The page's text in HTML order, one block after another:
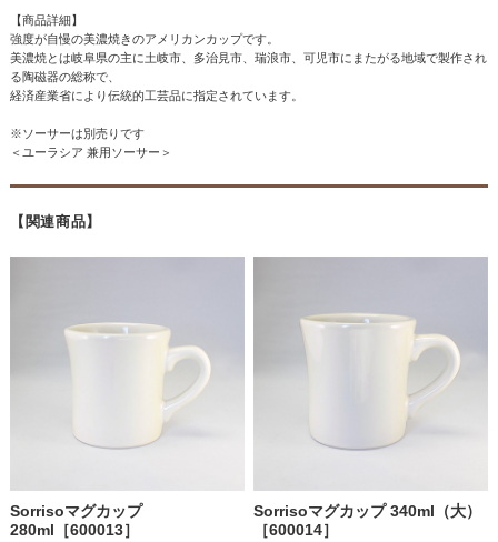
【商品詳細】
強度が自慢の美濃焼きのアメリカンカップです。
美濃焼とは岐阜県の主に土岐市、多治見市、瑞浪市、可児市にまたがる地域で製作され
る陶磁器の総称で、
経済産業省により伝統的工芸品に指定されています。
※ソーサーは別売りです
＜ユーラシア 兼用ソーサー＞
【関連商品】
Sorrisoマグカップ
280ml［600013］
Sorrisoマグカップ 340ml（大）
［600014］